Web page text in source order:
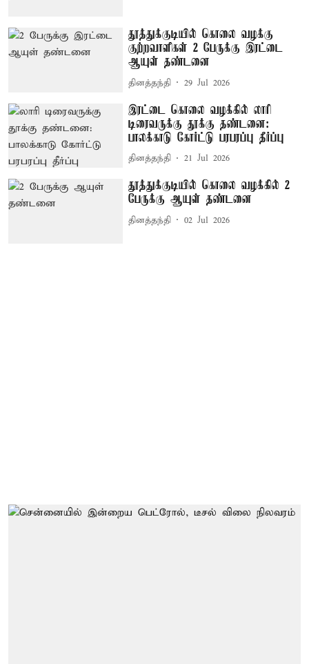
தூத்துக்குடியில் கொலை வழக்கு
குற்றவாளிகள் 2 பேருக்கு இரட்டை
ஆயுள் தண்டனை
தினத்தந்தி 29 Jul 2026
இரட்டை கொலை வழக்கில் லாரி
டிரைவருக்கு தூக்கு தண்டனை:
பாலக்காடு கோர்ட்டு பரபரப்பு தீர்ப்பு
தினத்தந்தி 21 Jul 2026
தூத்துக்குடியில் கொலை வழக்கில் 2
பேருக்கு ஆயுள் தண்டனை
தினத்தந்தி 02 Jul 2026